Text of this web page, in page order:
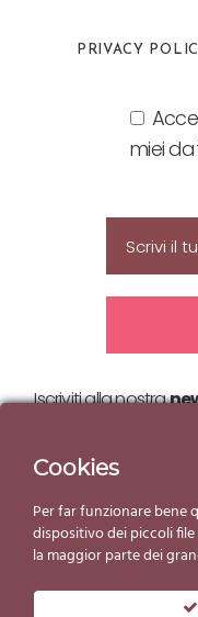
PRIVACY
miei
Iscriviti alla nostra
Cookies
Per far funzionare bene
dispositivo dei piccoli
la maggior parte dei